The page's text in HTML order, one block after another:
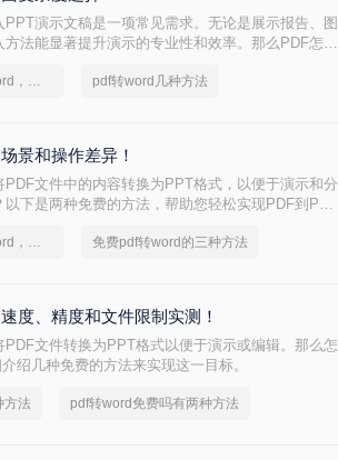
演示文稿是一项常见需求。无论是展示报告、图
法能显著提升演示的专业性和效率。那么PDF怎么
一分钟搞定PDF转Word，这2种简单方法，任意选择 pdf转word几种方法
景和操作差异！
文件中的内容转换为PPT格式，以便于演示和分
下是两种免费的方法，帮助您轻松实现PDF到PPT
一分钟搞定PDF转Word，这2种简单方法，任意选择 免费pdf转word的三种方法
度、精度和文件限制实测！
文件转换为PPT格式以便于演示或编辑。那么怎
绍几种免费的方法来实现这一目标。
方法 pdf转word免费吗有两种方法